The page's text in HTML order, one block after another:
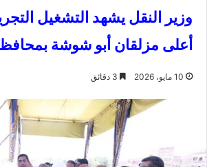
وزير النقل يشهد التشغيل
أعلى مزلقان أبو شوشة
10 مايو، 2026